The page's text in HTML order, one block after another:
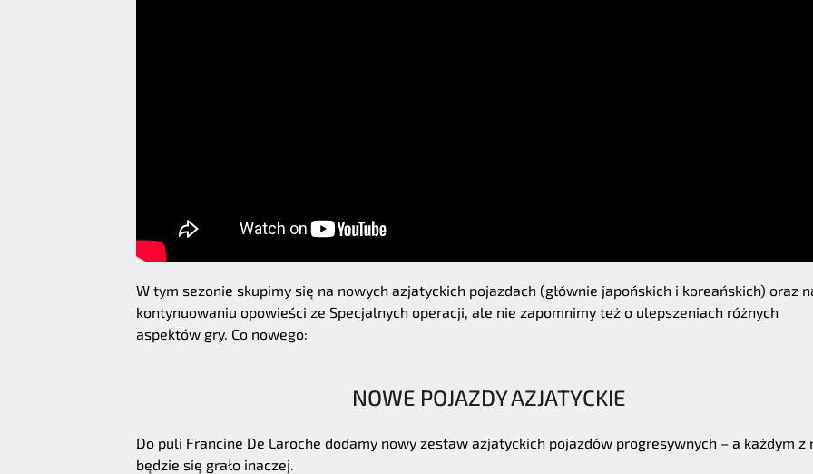
W tym sezonie skupimy się na nowych azjatyckich pojazdach (głównie japońskich i koreańskich) oraz
kontynuowaniu opowieści ze Specjalnych operacji, ale nie zapomnimy też o ulepszeniach różnych
aspektów gry. Co nowego:
NOWE POJAZDY AZJATYCKIE
Do puli Francine De Laroche dodamy nowy zestaw azjatyckich pojazdów progresywnych – a każdym z
będzie się grało inaczej.